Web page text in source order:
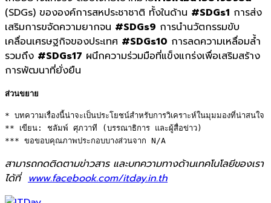
(SDGs) ขององค์การสหประชาชาติ ทั้งในด้าน #SDGs1 การส่ง
เสริมการขจัดความยากจน #SDGs9 การนำนวัตกรรมขับ
เคลื่อนเศรษฐกิจของประเทศ #SDGs10 การลดความเหลื่อมล้ำ
รวมถึง #SDGs17 ผนึกความร่วมมือที่แข็งแกร่งเพื่อเสริมสร้าง
การพัฒนาที่ยั่งยืน
ส่วนขยาย
* บทความเรื่องนี้น่าจะเป็นประโยชน์สำหรับการวิเคราะห์ในมุมมองที่น่าสนใจ
** เขียน: ชลัมพ์ ศุภวาที (บรรณาธิการ และผู้สื่อข่าว)
*** ขอขอบคุณภาพประกอบบางส่วนจาก N/A
สามารถกดติดตามข่าวสาร และบทความทางด้านเทคโนโลยีของเรา
ได้ที่ www.facebook.com/itday.in.th